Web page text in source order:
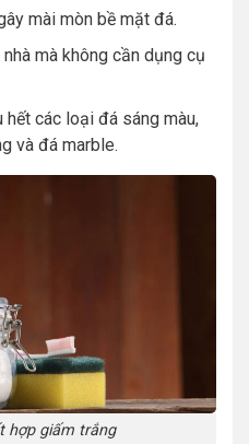
mài mòn bề mặt đá.
mà không cần dụng cụ
hết các loại đá sáng màu,
và đá marble.
hợp giấm trắng